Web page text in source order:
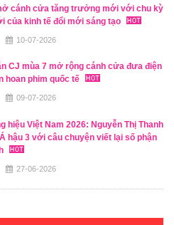
cánh cửa tăng trưởng mới với chu kỳ
của kinh tế đổi mới sáng tạo
10-07-2026
CJ mùa 7 mở rộng cánh cửa đưa điện
hoan phim quốc tế
09-07-2026
hiệu Việt Nam 2026: Nguyễn Thị Thanh
hậu 3 với câu chuyện viết lại số phận
27-06-2026